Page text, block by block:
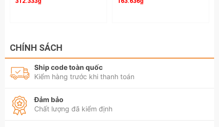
CHÍNH SÁCH
Ship code toàn quốc
Kiểm hàng trước khi thanh toán
Đảm bảo
Chất lượng đã kiểm định